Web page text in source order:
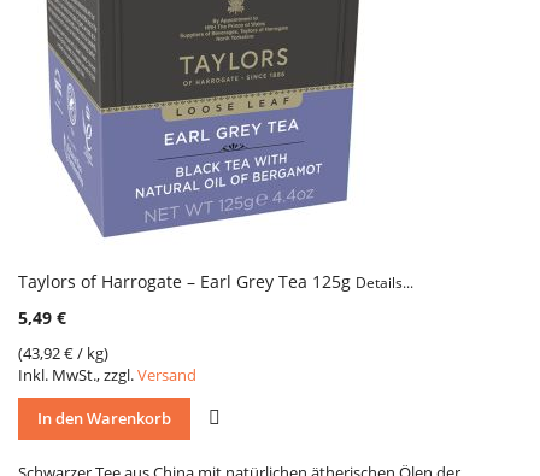
Taylors of Harrogate – Earl Grey Tea 125g Details...
5,49 €
(43,92 €/ kg)
Inkl. MwSt., zzgl.Versand
In den Warenkorb